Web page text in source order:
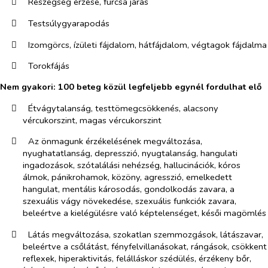
​
Testsúlygyarapodás
​
Izomgörcs, ízületi fájdalom, hátfájdalom, végtagok fájdalma
​
Torokfájás
Nem gyakori: 100 beteg közül legfeljebb egynél fordulhat elő
​
Étvágytalanság, testtömegcsökkenés, alacsony
vércukorszint, magas vércukorszint
​
Az önmagunk érzékelésének megváltozása,
nyughatatlanság, depresszió, nyugtalanság, hangulati
ingadozások, szótalálási nehézség, hallucinációk, kóros
álmok, pánikrohamok, közöny, agresszió, emelkedett
hangulat, mentális károsodás, gondolkodás zavara, a
szexuális vágy növekedése, szexuális funkciók zavara,
beleértve a kielégülésre való képtelenséget, késői magömlés
​
Látás megváltozása, szokatlan szemmozgások, látászavar,
beleértve a csőlátást, fényfelvillanásokat, rángások, csökkent
reflexek, hiperaktivitás, felálláskor szédülés, érzékeny bőr,